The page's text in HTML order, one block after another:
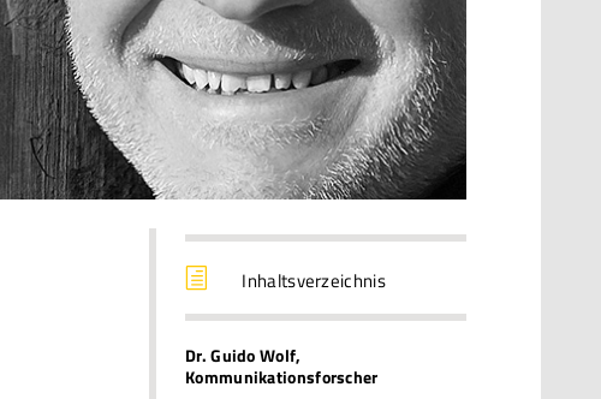
h Inhaltsverzeichnis
Dr. Guido Wolf,
Kommunikationsforscher